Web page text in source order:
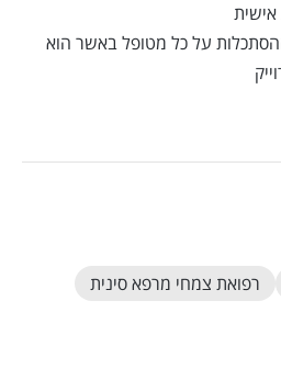
אישית
על כל מטופל באשר הוא
רפואת צמחי מרפא סינית